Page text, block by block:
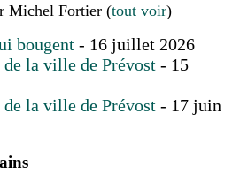
Michel Fortier (tout voir)
bougent - 16 juillet 2026
la ville de Prévost - 15
la ville de Prévost - 17 juin